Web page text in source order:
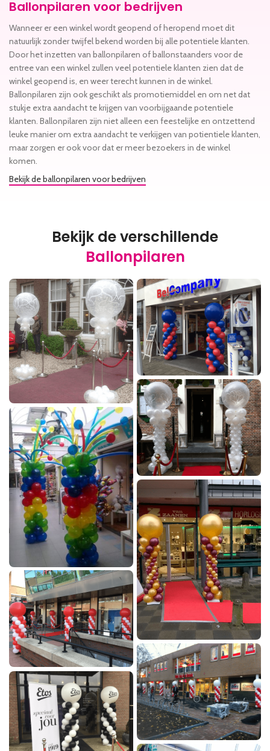
Ballonpilaren voor bedrijven
Wanneer er een winkel wordt geopend of heropend moet dit
natuurlijk zonder twijfel bekend worden bij alle potentiele klanten.
Door het inzetten van ballonpilaren of ballonstaanders voor de
entree van een winkel zullen veel potentiele klanten zien dat de
winkel geopend is, en weer terecht kunnen in de winkel.
Ballonpilaren zijn ook geschikt als promotiemiddel en om net dat
stukje extra aandacht te krijgen van voorbijgaande potentiele
klanten. Ballonpilaren zijn niet alleen een feestelijke en ontzettend
leuke manier om extra aandacht te verkijgen van potientiele klanten,
maar zorgen er ook voor dat er meer bezoekers in de winkel
komen.
Bekijk de ballonpilaren voor bedrijven
Bekijk de verschillende
Ballonpilaren